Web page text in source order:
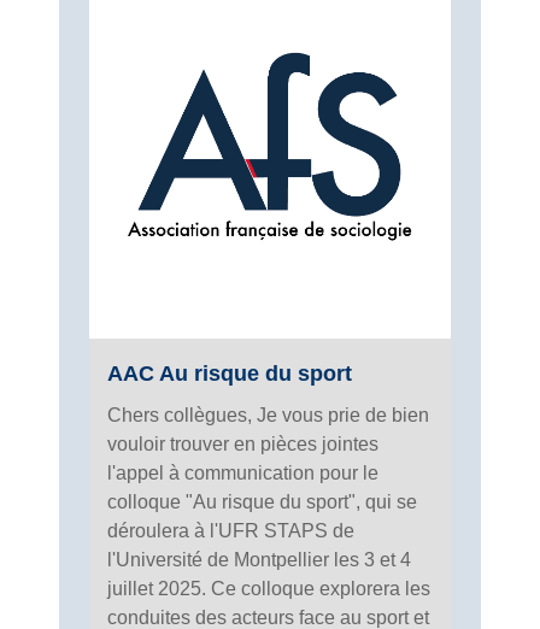
AAC Au risque du sport
Chers collègues, Je vous prie de bien
vouloir trouver en pièces jointes
l'appel à communication pour le
colloque "Au risque du sport", qui se
déroulera à l'UFR STAPS de
l'Université de Montpellier les 3 et 4
juillet 2025. Ce colloque explorera les
conduites des acteurs face au sport et